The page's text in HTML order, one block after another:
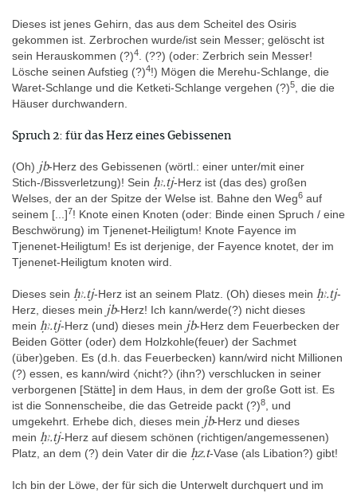
erstellte (E-Mail von Stefania Mainieri an Peter Dils, 03.03.2018).
Am 25. Oktober 1815 kaufte Ferdinand I. der beiden Sizilien
(Ferdinand von Bourbon, 1751-1825) den Torso als Teil der
Sammlung Borgia von Camillo Borgia (1773-1817), dem Neffen
und Erben von Stefano Borgia. Im Juli 1817 wurde die Sammlung
von Velletri nach Neapel überführt und im Museum von Neapel
(Barocas, in: Cantilena und Rubino 1989, 24). Dort bekam der
401 von Borgia ist auf dem abgebrochenen Hals eingraviert. Im
Katalog von Ruesch 1911, 127 ist der Torso mit der
Katalognummer 365 und der Inventarnummer 1065 versehen. El-
Sayed nennt aus unbekannten Gründen die Nummer 258 (El-
Sayed 1982, 469); Sternberg-El Hotabi 1999, II, 107 erwähnt
noch die Katalognummer 11.11, die zum Katalog von Pirelli 1989
gehört.
Herkunft
Nildelta » nördliches Delta » östlicher Teil » Tell el-Moqdam
Es ist nicht bekannt, woher Stefano Borgia den Torso bezogen hat
oder wann dieser in die Sammlung gekommen ist. Der Torso
Borgia gehört nicht zu den Objekten der Sammlung Borgia, die
laut eines unpublizierten Verzeichnisses von Georg Zoëga in Rom
oder Velletri angekauft und deshalb auf italienischem Boden
gefunden worden sein könnten, so dass eine Herkunft direkt aus
Ägypten wahrscheinlich ist (Mainieri 2017, 272; Mainieri 2021,
Dieses ist jenes Gehirn, das aus dem Scheitel des Osiris
gekommen ist. Zerbrochen wurde/ist sein Messer; gelöscht ist
sein Herauskommen (?)4
. (??) (oder: Zerbrich sein Messer!
Lösche seinen Aufstieg (?)4!) Mögen die Merehu-Schlange, die
Waret-Schlange und die Ketketi-Schlange vergehen (?)5
, die die
Häuser durchwandern.
Spruch 2: für das Herz eines Gebissenen
(Oh) jb-Herz des Gebissenen (wörtl.: einer unter/mit einer
Stich-/Bissverletzung)! Sein ḥꜣ.tj-Herz ist (das des) großen
Welses, der an der Spitze der Welse ist. Bahne den Weg6 auf
seinem [...]7! Knote einen Knoten (oder: Binde einen Spruch / eine
Beschwörung) im Tjenenet-Heiligtum! Knote Fayence im
Tjenenet-Heiligtum! Es ist derjenige, der Fayence knotet, der im
Tjenenet-Heiligtum knoten wird.
Dieses sein ḥꜣ.tj-Herz ist an seinem Platz. (Oh) dieses mein ḥꜣ.tj-
Herz, dieses mein jb-Herz! Ich kann/werde(?) nicht dieses
mein ḥꜣ.tj-Herz (und) dieses mein jb-Herz dem Feuerbecken der
Beiden Götter (oder) dem Holzkohle(feuer) der Sachmet
(über)geben. Es (d.h. das Feuerbecken) kann/wird nicht Millionen
(?) essen, es kann/wird 〈nicht?〉 (ihn?) verschlucken in seiner
verborgenen [Stätte] in dem Haus, in dem der große Gott ist. Es
ist die Sonnenscheibe, die das Getreide packt (?)8, und
umgekehrt. Erhebe dich, dieses mein jb-Herz und dieses
mein ḥꜣ.tj-Herz auf diesem schönen (richtigen/angemessenen)
Platz, an dem (?) dein Vater dir die ḥz.t-Vase (als Libation?) gibt!
Ich bin der Löwe, der für sich die Unterwelt durchquert und im